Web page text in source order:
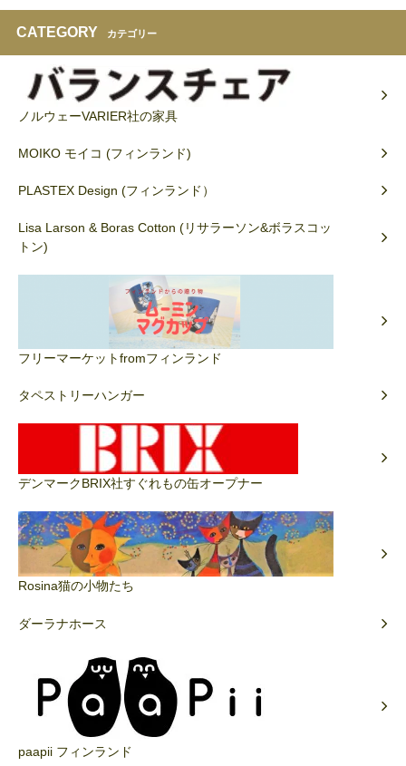
CATEGORY カテゴリー
ノルウェーVARIER社の家具
MOIKO モイコ (フィンランド)
PLASTEX Design (フィンランド）
Lisa Larson & Boras Cotton (リサラーソン&ボラスコッ
トン)
フリーマーケットfromフィンランド
タペストリーハンガー
デンマークBRIX社すぐれもの缶オープナー
Rosina猫の小物たち
ダーラナホース
paapii フィンランド